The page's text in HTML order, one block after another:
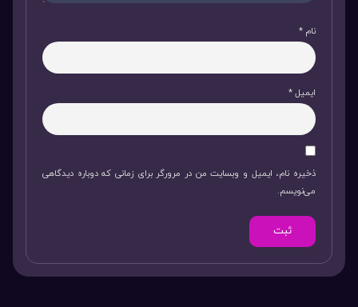
نام *
ایمیل*
ذخیره نام، ایمیل و وبسایت من در مرورگر برای زمانی که دوباره دیدگاهی
می‌نویسم.